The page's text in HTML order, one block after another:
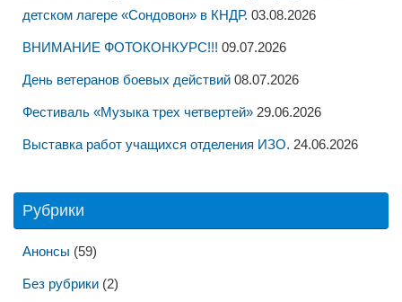
детском лагере «Сондовон» в КНДР. 03.08.2026
ВНИМАНИЕ ФОТОКОНКУРС!!! 09.07.2026
День ветеранов боевых действий 08.07.2026
Фестиваль «Музыка трех четвертей» 29.06.2026
Выставка работ учащихся отделения ИЗО. 24.06.2026
Рубрики
Анонсы (59)
Без рубрики (2)